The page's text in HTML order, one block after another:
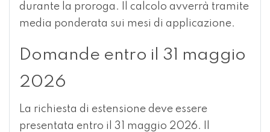
durante la proroga. Il calcolo avverrà tramite
media ponderata sui mesi di applicazione.
Domande entro il 31 maggio
2026
La richiesta di estensione deve essere
presentata entro il 31 maggio 2026. Il